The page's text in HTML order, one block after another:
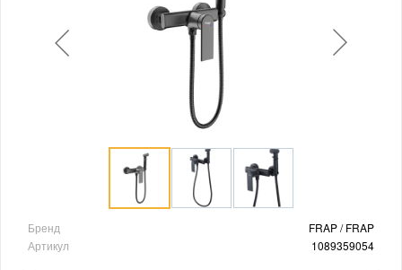
Бренд
FRAP / FRAP
Артикул
1089359054